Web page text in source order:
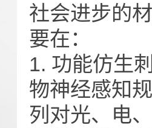
社会进步的
要在：
1. 功能仿生
物神经感知
列对光、电